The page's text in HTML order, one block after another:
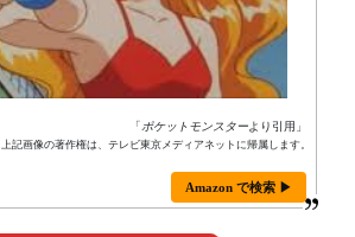
「ポケットモンスターより引用」
上記画像の著作権は、テレビ東京メディアネットに帰属します。
Amazon で検索 ▶